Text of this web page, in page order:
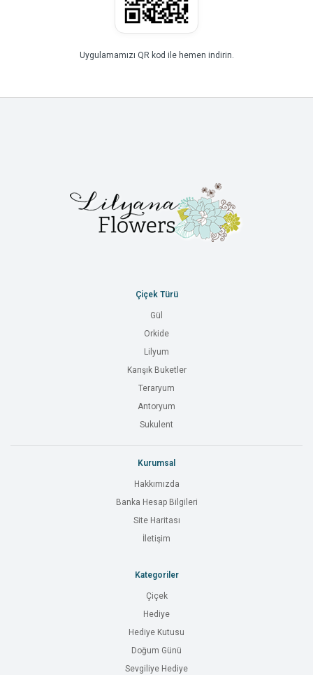
Uygulamamızı QR kod ile hemen indirin.
Çiçek Türü
Gül
Orkide
Lilyum
Karışık Buketler
Teraryum
Antoryum
Sukulent
Kurumsal
Hakkımızda
Banka Hesap Bilgileri
Site Haritası
İletişim
Kategoriler
Çiçek
Hediye
Hediye Kutusu
Doğum Günü
Sevgiliye Hediye